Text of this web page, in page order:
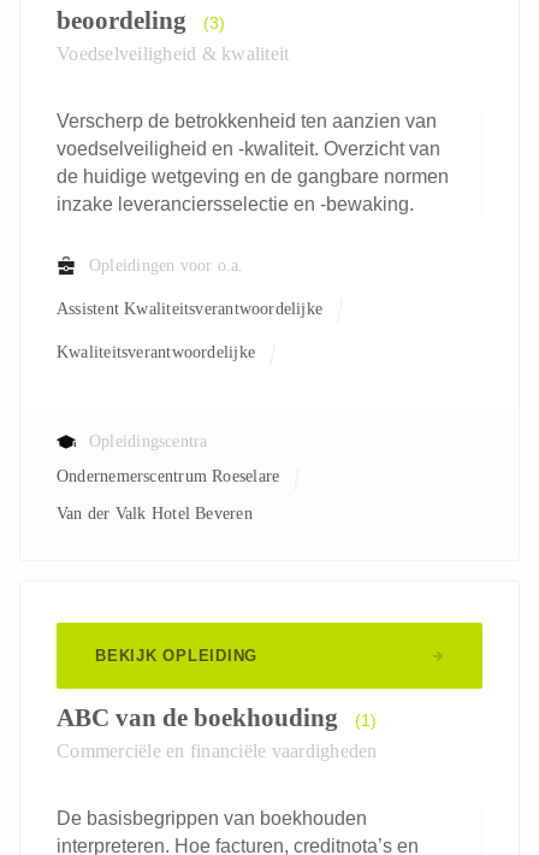
beoordeling
(3)
Voedselveiligheid & kwaliteit
Verscherp de betrokkenheid ten aanzien van
voedselveiligheid en -kwaliteit. Overzicht van
de huidige wetgeving en de gangbare normen
inzake leveranciersselectie en -bewaking.
Opleidingen voor o.a.
Assistent Kwaliteitsverantwoordelijke
Kwaliteitsverantwoordelijke
Opleidingscentra
Ondernemerscentrum Roeselare
Van der Valk Hotel Beveren
BEKIJK OPLEIDING
ABC van de boekhouding (1)
Commerciële en financiële vaardigheden
De basisbegrippen van boekhouden
interpreteren. Hoe facturen, creditnota’s en